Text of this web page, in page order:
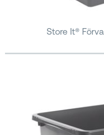
Store It®